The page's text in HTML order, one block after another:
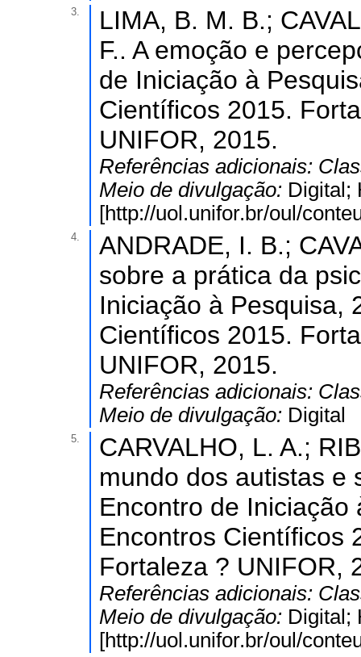
3.
LIMA, B. M. B.;
F.. A emoção e
de Iniciação à
Científicos 2015.
UNIFOR, 2015.
Referências adicionais:
Meio de divulgação: Digital;
[http://uol.unifor.br/oul/
4.
ANDRADE, I. B.;
sobre a prática da
Iniciação à Pesquisa,
Científicos 2015.
UNIFOR, 2015.
Referências adicionais:
Meio de divulgação: Digital
5.
CARVALHO, L. A.;
mundo dos autistas e
Encontro de Iniciação
Encontros Científicos
Fortaleza ? UNIFOR,
Referências adicionais:
Meio de divulgação: Digital;
[http://uol.unifor.br/oul/